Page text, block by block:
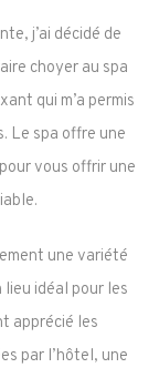
j’ai décidé de
choyer au spa
qui m’a permis
Le spa offre une
vous offrir une
une variété
idéal pour les
apprécié les
par l’hôtel, une